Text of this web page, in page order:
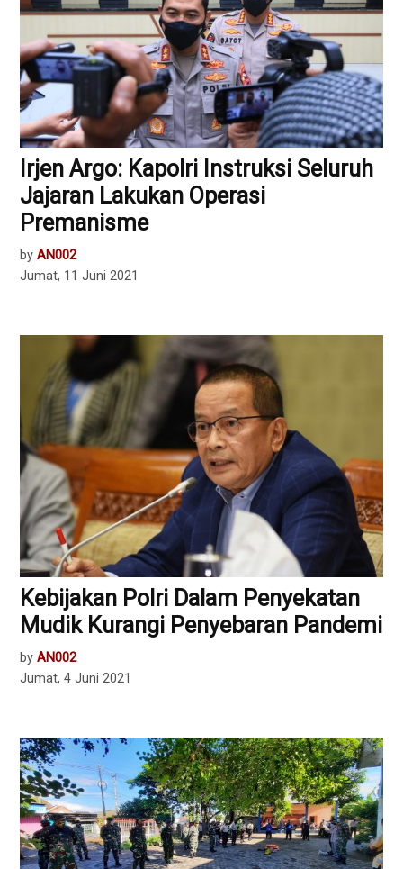
Irjen Argo: Kapolri Instruksi Seluruh
Jajaran Lakukan Operasi
Premanisme
by AN002
Jumat, 11 Juni 2021
Kebijakan Polri Dalam Penyekatan
Mudik Kurangi Penyebaran Pandemi
by AN002
Jumat, 4 Juni 2021